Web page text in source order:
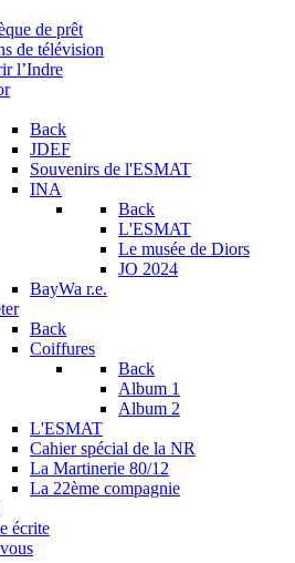
de prêt
de télévision
l’Indre
Back
JDEF
Souvenirs de l'ESMAT
INA
Back
L'ESMAT
Le musée de Diors
JO 2024
BayWa r.e.
Back
Coiffures
Back
Album 1
Album 2
L'ESMAT
Cahier spécial de la NR
La Martinerie 80/12
La 22ème compagnie
écrite